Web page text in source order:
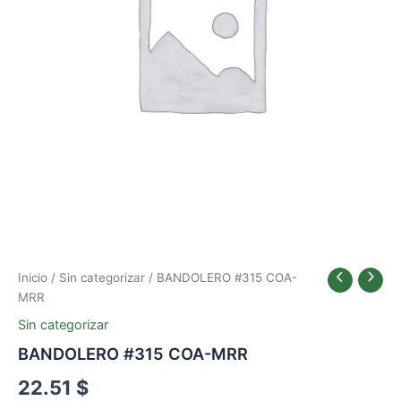
Inicio / Sin categorizar / BANDOLERO #315 COA-
MRR
Sin categorizar
BANDOLERO #315 COA-MRR
22.51 $